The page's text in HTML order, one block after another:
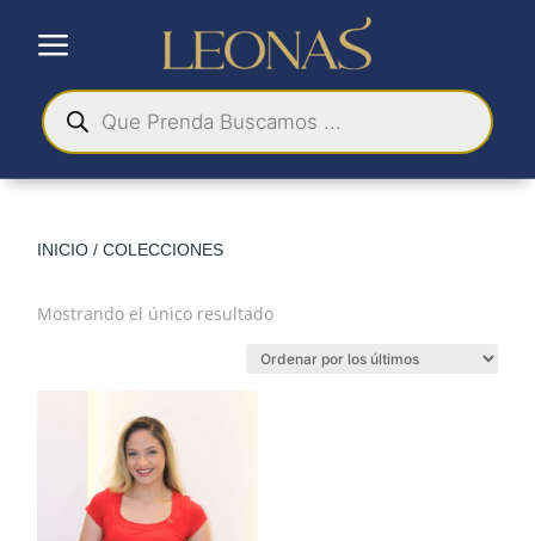
a
Búsqueda
de
productos
INICIO / COLECCIONES
Mostrando el único resultado